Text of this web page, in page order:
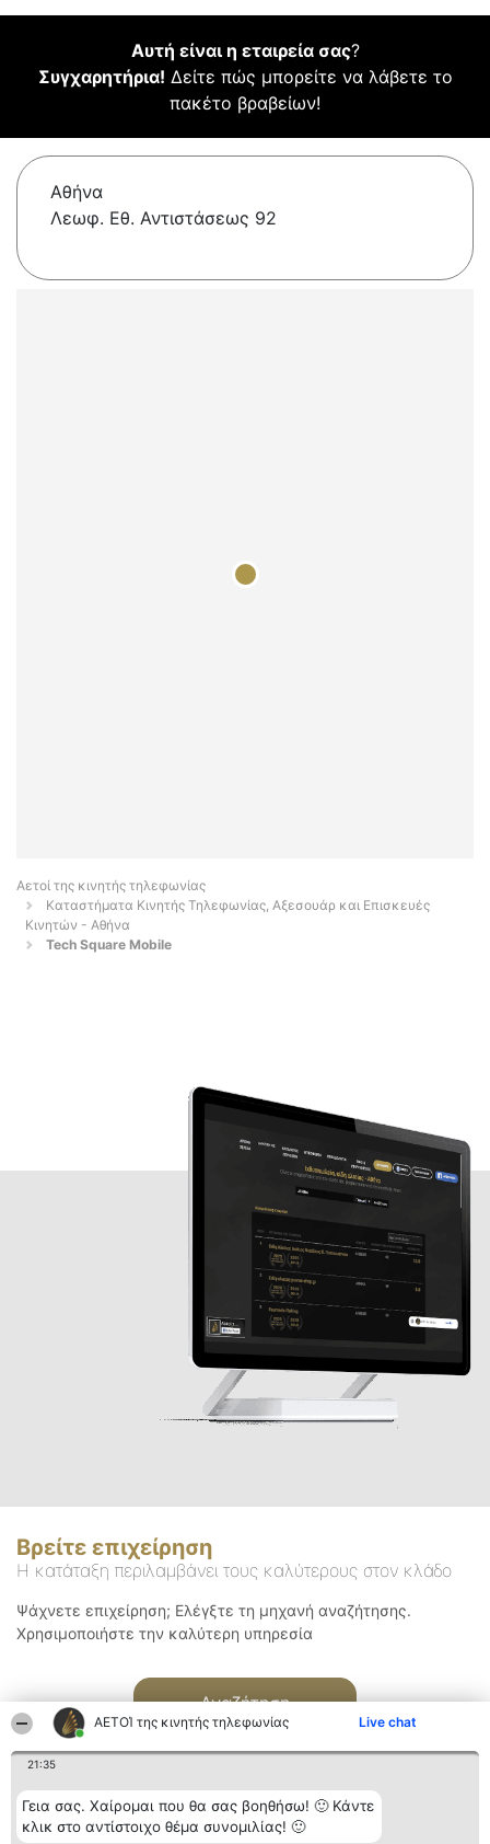
ΑΕΤΟΊ της κινητής τηλεφωνίας Live chat
21:35
Γεια σας. Χαίρομαι που θα σας βοηθήσω! 🙂 Κάντε
κλικ στο αντίστοιχο θέμα συνομιλίας! 🙂
Αυτή είναι η εταιρεία σας?
Συγχαρητήρια! Δείτε πώς μπορείτε να λάβετε το
πακέτο βραβείων!
Αθήνα
Λεωφ. Εθ. Αντιστάσεως 92
Αετοί της κινητής τηλεφωνίας
Καταστήματα Κινητής Τηλεφωνίας, Αξεσουάρ και Επισκευές
Κινητών - Αθήνα
Tech Square Mobile
Βρείτε επιχείρηση
Η κατάταξη περιλαμβάνει τους καλύτερους στον κλάδο
Ψάχνετε επιχείρηση; Ελέγξτε τη μηχανή αναζήτησης.
Χρησιμοποιήστε την καλύτερη υπηρεσία
Αναζήτηση